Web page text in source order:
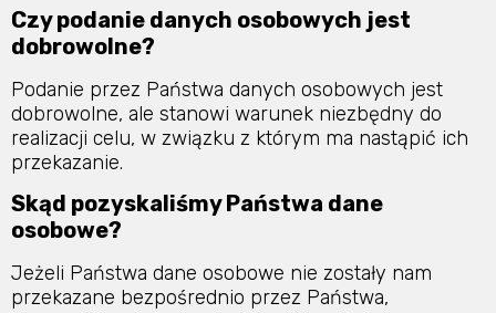
Czy podanie danych osobowych jest
dobrowolne?
Podanie przez Państwa danych osobowych jest
dobrowolne, ale stanowi warunek niezbędny do
realizacji celu, w związku z którym ma nastąpić ich
przekazanie.
Skąd pozyskaliśmy Państwa dane
osobowe?
Jeżeli Państwa dane osobowe nie zostały nam
przekazane bezpośrednio przez Państwa,